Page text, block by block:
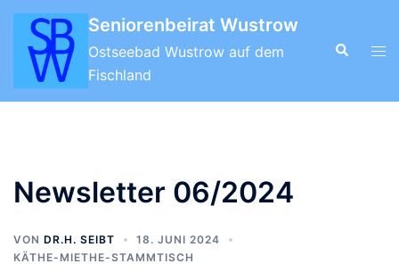
Zum
Inhalt
springen
Seniorenbeirat Wustrow
Ostseebad Wustrow auf dem
Fischland
Suche
Newsletter 06/2024
VON DR.H. SEIBT
18. JUNI 2024
KÄTHE-MIETHE-STAMMTISCH